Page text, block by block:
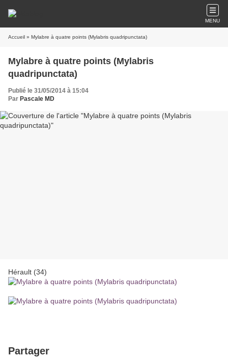
MENU
Accueil » Mylabre à quatre points (Mylabris quadripunctata)
Mylabre à quatre points (Mylabris
quadripunctata)
Publié le 31/05/2014 à 15:04
Par Pascale MD
Hérault (34)
Partager